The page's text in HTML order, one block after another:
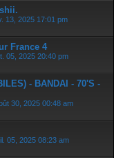
13, 2025 17:01 pm
France 4
05, 2025 20:40 pm
- BANDAI - 70'S -
30, 2025 00:48 am
05, 2025 08:23 am